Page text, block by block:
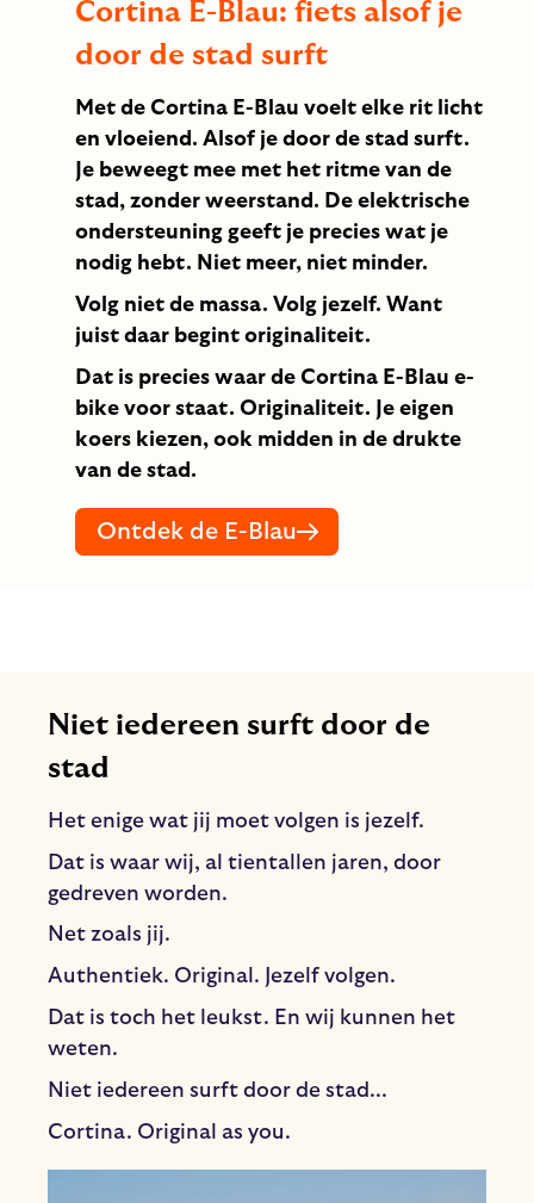
Cortina E-Blau: fiets alsof je
door de stad surft
Met de Cortina E-Blau voelt elke rit licht
en vloeiend. Alsof je door de stad surft.
Je beweegt mee met het ritme van de
stad, zonder weerstand. De elektrische
ondersteuning geeft je precies wat je
nodig hebt. Niet meer, niet minder.
Volg niet de massa. Volg jezelf. Want
juist daar begint originaliteit.
Dat is precies waar de Cortina E-Blau e-
bike voor staat. Originaliteit. Je eigen
koers kiezen, ook midden in de drukte
van de stad.
Ontdek de E-Blau
Niet iedereen surft door de
stad
Het enige wat jij moet volgen is jezelf.
Dat is waar wij, al tientallen jaren, door
gedreven worden.
Net zoals jij.
Authentiek. Original. Jezelf volgen.
Dat is toch het leukst. En wij kunnen het
weten.
Niet iedereen surft door de stad...
Cortina. Original as you.